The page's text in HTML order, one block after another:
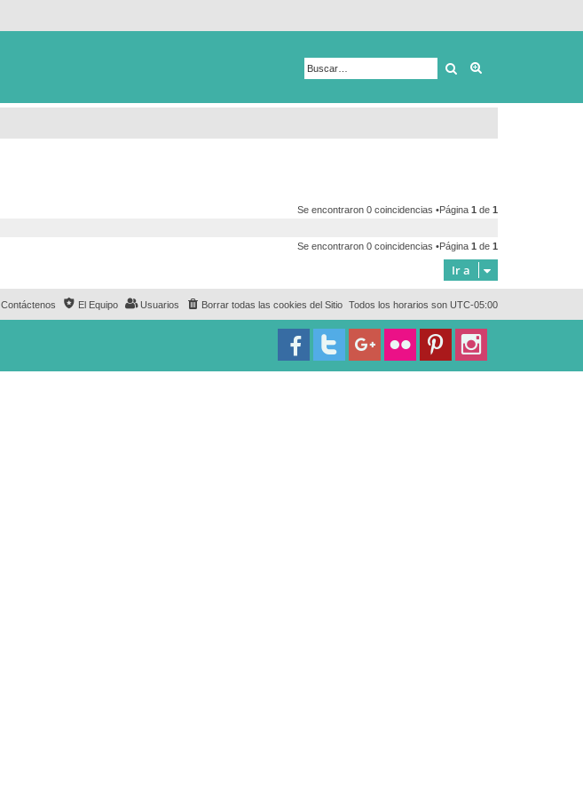
Buscar
Se encontraron 0 coincidencias •Página 1 de 1
Se encontraron 0 coincidencias •Página 1 de 1
Ir a
Todos los horarios son UTC-05:00
Borrar todas las cookies del Sitio
Usuarios
El Equipo
Contáctenos